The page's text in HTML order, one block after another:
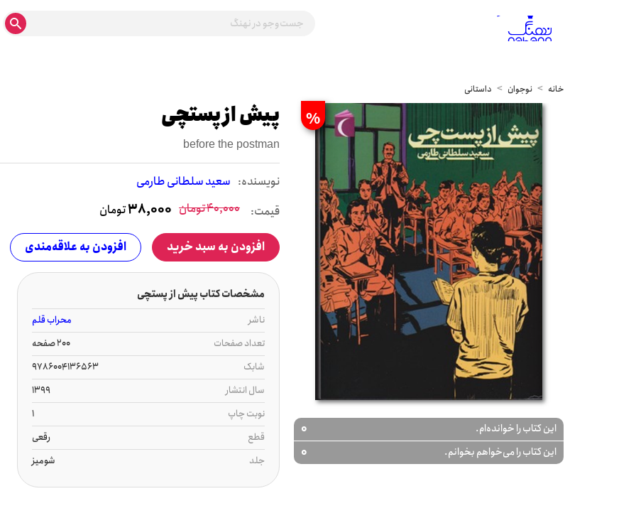
خانه نوجوان داستانی
%
این کتاب را خوانده‌ام. 0
این کتاب را می‌خواهم بخوانم. 0
پیش از پستچی
before the postman
نويسنده: سعید سلطانی طارمی
قیمت:
40,000تومان 38,000تومان
افزودن به سبد خرید افزودن به علاقه‌مندی
مشخصات کتاب پیش از پستچی
ناشر
محراب قلم
تعداد صفحات
200 صفحه
شابک
9786004136563
سال انتشار
1399
نوبت چاپ
1
قطع
رقعی
جلد
شومیز